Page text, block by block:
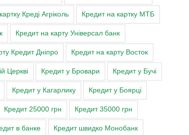
Креді Агріколь Кредит на картку МТБ
Кредит на карту Універсал банк
Кредит Дніпро Кредит на карту Восток
Церкві Кредит у Бровари Кредит у Бучі
Кредит у Кагарлику Кредит у Боярці
Кредит 25000 грн Кредит 35000 грн
в банке Кредит швидко Монобанк